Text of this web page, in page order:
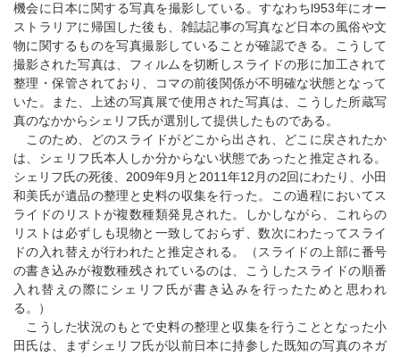
機会に日本に関する写真を撮影している。すなわちl953年にオー
ストラリアに帰国した後も、雑誌記事の写真など日本の風俗や文
物に関するものを写真撮影していることが確認できる。こうして
撮影された写真は、フィルムを切断しスライドの形に加工されて
整理・保管されており、コマの前後関係が不明確な状態となって
いた。また、上述の写真展で使用された写真は、こうした所蔵写
真のなかからシェリフ氏が選別して提供したものである。
このため、どのスライドがどこから出され、どこに戻されたか
は、シェリフ氏本人しか分からない状態であったと推定される。
シェリフ氏の死後、2009年9月と2011年12月の2回にわたり、小田
和美氏が遺品の整理と史料の収集を行った。この過程においてス
ライドのリストが複数種類発見された。しかしながら、これらの
リストは必ずしも現物と一致しておらず、数次にわたってスライ
ドの入れ替えが行われたと推定される。（スライドの上部に番号
の書き込みが複数種残されているのは、こうしたスライドの順番
入れ替えの際にシェリフ氏が書き込みを行ったためと思われ
る。）
こうした状況のもとで史料の整理と収集を行うこととなった小
田氏は、まずシェリフ氏が以前日本に持参した既知の写真のネガ